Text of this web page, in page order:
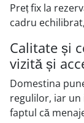
Preț fix la
cadru
Calitate și
vizită și
Domestina
regulilor, iar
faptul că